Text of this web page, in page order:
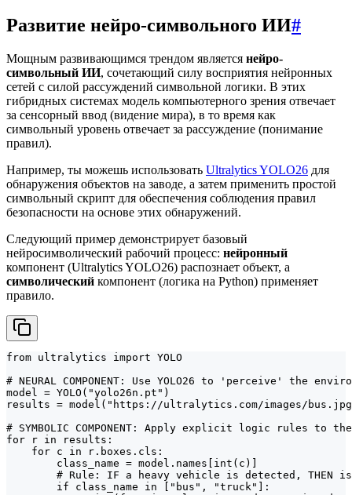
Развитие нейро-символьного ИИ#
Мощным развивающимся трендом является нейро-
символьный ИИ, сочетающий силу восприятия нейронных
сетей с силой рассуждений символьной логики. В этих
гибридных системах модель компьютерного зрения отвечает
за сенсорный ввод (видение мира), в то время как
символьный уровень отвечает за рассуждение (понимание
правил).
Например, ты можешь использовать Ultralytics YOLO26 для
обнаружения объектов на заводе, а затем применить простой
символьный скрипт для обеспечения соблюдения правил
безопасности на основе этих обнаружений.
Следующий пример демонстрирует базовый
нейросимволический рабочий процесс: нейронный
компонент (Ultralytics YOLO26) распознает объект, а
символический компонент (логика на Python) применяет
правило.
from ultralytics import YOLO
# NEURAL COMPONENT: Use YOLO26 to 'perceive' the
model = YOLO("yolo26n.pt")
results = model("https://ultralytics.com/images/
# SYMBOLIC COMPONENT: Apply explicit logic rules to
for r in results:
    for c in r.boxes.cls:
        class_name = model.names[int(c)]
# Rule: IF a heavy vehicle is detected, THEN
        if class_name in ["bus", "truck"]: